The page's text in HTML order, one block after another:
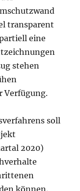
transparent
eine
stehen
Verfügung.
soll
2020)